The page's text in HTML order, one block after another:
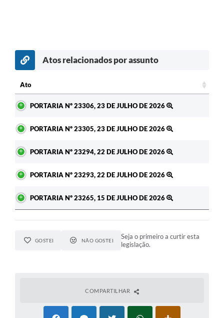
Atos relacionados por assunto
Ato
PORTARIA Nº 23306, 23 DE JULHO DE 2026
PORTARIA Nº 23305, 23 DE JULHO DE 2026
PORTARIA Nº 23294, 22 DE JULHO DE 2026
PORTARIA Nº 23293, 22 DE JULHO DE 2026
PORTARIA Nº 23265, 15 DE JULHO DE 2026
GOSTEI NÃO GOSTEI
Seja o primeiro a curtir esta
legislação.
COMPARTILHAR